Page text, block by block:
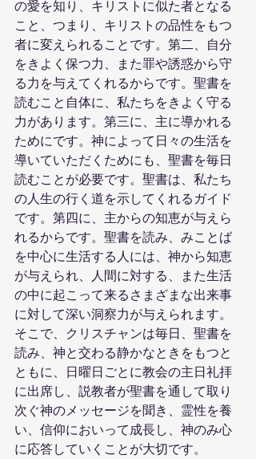
の愛を知り、キリストに似た者となる
こと、つまり、キリストの品性をもつ
者に変えられることです。第二、自分
をきよく保つ力、また罪や誘惑から守
る力を与えてくれるからです。聖書を
読むこと自体に、私たちをきよく守る
力があります。第三に、主に導かれる
ためにです。神によって日々の生活を
導いていただくためにも、聖書を毎日
読むことが必要です。聖書は、私たち
の人生の行く道を示してくれるガイド
です。第四に、主からの知恵が与えら
れるからです。聖書を読み、みことば
を中心に生活する人には、神から知恵
が与えられ、人間に対する、また生活
の中に起こって来るさまざまな出来事
に対して深い洞察力が与えられます。
そこで、クリスチャンは毎日、聖書を
読み、神と交わる静かなときをもつと
ともに、日曜日ごとに教会の主日礼拝
に出席し、説教者が聖書を通して取り
次ぐ神のメッセージを聞き、霊性を養
い、信仰においって成長し、神のみ心
に応答していくことが大切です。